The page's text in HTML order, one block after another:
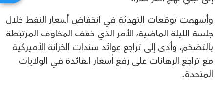
وأسهمت توقعات التهدئة في انخفاض أسعار النفط خلال
جلسة الليلة الماضية، الأمر الذي خفف المخاوف المرتبطة
بالتضخم، وأدى إلى تراجع عوائد سندات الخزانة الأميركية
مع تراجع الرهانات على رفع أسعار الفائدة في الولايات
المتحدة.